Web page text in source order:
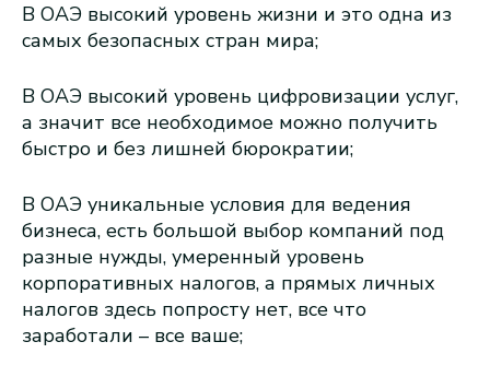
В ОАЭ высокий уровень жизни и это одна из
самых безопасных стран мира;
В ОАЭ высокий уровень цифровизации услуг,
а значит все необходимое можно получить
быстро и без лишней бюрократии;
В ОАЭ уникальные условия для ведения
бизнеса, есть большой выбор компаний под
разные нужды, умеренный уровень
корпоративных налогов, а прямых личных
налогов здесь попросту нет, все что
заработали – все ваше;